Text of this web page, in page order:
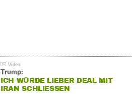
Trump:
ICH WÜRDE LIEBER DEAL MIT
IRAN SCHLIESSEN